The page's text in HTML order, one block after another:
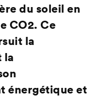
du soleil en
CO2. Ce
la
la
énergétique et